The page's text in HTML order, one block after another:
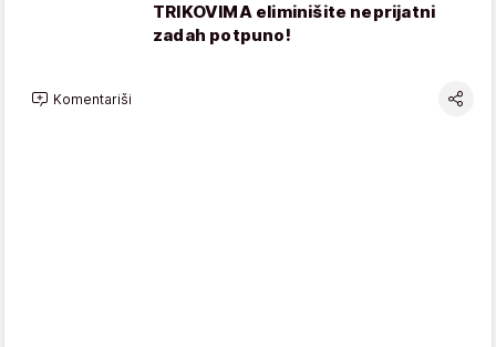
TRIKOVIMA eliminišite neprijatni
zadah potpuno!
Komentariši